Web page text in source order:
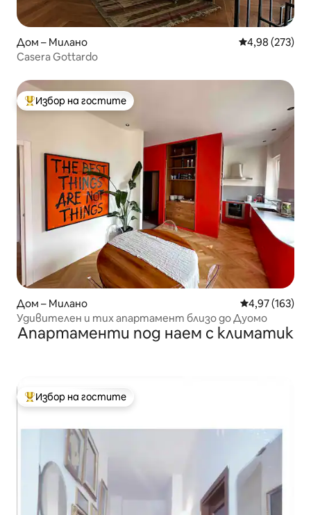
Дом – Милано Средна
4,98 (273)
Casera Gottardo
Най-популярен избор на гостите
Избор на гостите
Дом – Милано Средна
4,97 (163)
Удивителен и тих апартамент близо до Дуомо
Апартаменти под наем с климатик
Най-популярен избор на гостите
Избор на гостите